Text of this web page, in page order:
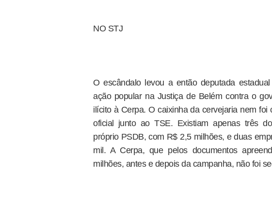
NO STJ
O escândalo levou a então deputada
ação popular na Justiça de Belém contra o
ilícito à Cerpa. O caixinha da cervejaria nem
oficial junto ao TSE. Existiam apenas três
próprio PSDB, com R$ 2,5 milhões, e duas
mil. A Cerpa, que pelos documentos
milhões, antes e depois da campanha, não foi